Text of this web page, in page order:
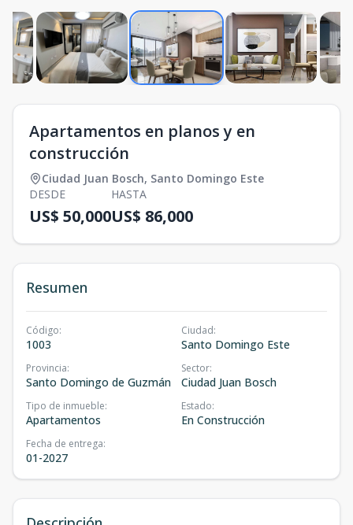
Apartamentos en planos y en
construcción
Ciudad Juan Bosch, Santo Domingo Este
DESDE
US$ 50,000
HASTA
US$ 86,000
Resumen
Código:
1003
Ciudad:
Santo Domingo Este
Provincia:
Santo Domingo de Guzmán
Sector:
Ciudad Juan Bosch
Tipo de inmueble:
Apartamentos
Estado:
En Construcción
Fecha de entrega:
01-2027